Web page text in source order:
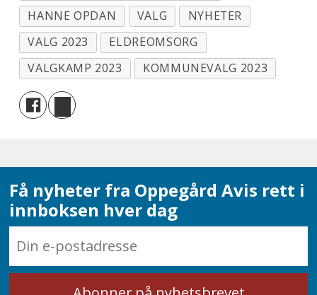
HANNE OPDAN
VALG
NYHETER
VALG 2023
ELDREOMSORG
VALGKAMP 2023
KOMMUNEVALG 2023
Få nyheter fra Oppegård Avis rett i
innboksen hver dag